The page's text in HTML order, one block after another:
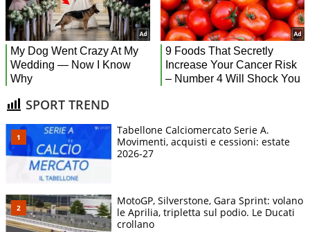
SPORT TREND
Tabellone Calciomercato Serie A.
Movimenti, acquisti e cessioni: estate
2026-27
MotoGP, Silverstone, Gara Sprint: volano
le Aprilia, tripletta sul podio. Le Ducati
crollano